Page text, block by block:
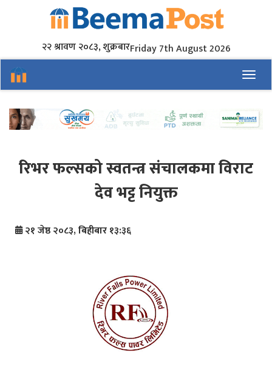
२२ श्रावण २०८३, शुक्रबारFriday 7th August 2026
रिभर फल्सको स्वतन्त्र संचालकमा विराट
देव भट्ट नियुक्त
२१ जेष्ठ २०८३, बिहीबार १३:३६